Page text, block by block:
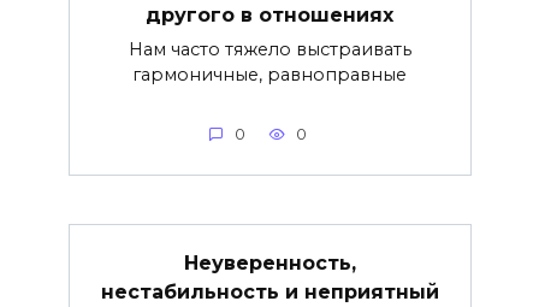
другого в отношениях
Нам часто тяжело выстраивать
гармоничные, равноправные
0 0
Неуверенность,
нестабильность и неприятный